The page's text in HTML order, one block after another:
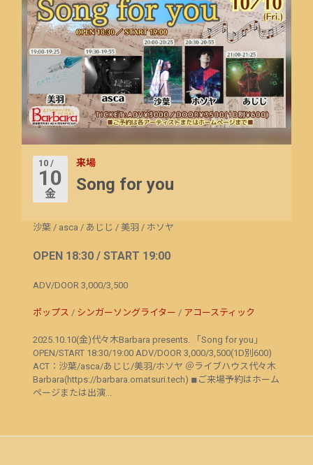
10 /
10
金
来場
Song for you
沙葉 / asca / あじじ / 美羽 / ホソヤ
OPEN 18:30 / START 19:00
ADV/DOOR 3,000/3,500
ポップス / シンガーソングライター / アコースティック
2025.10.10(金)代々木Barbara presents. 「Song for you」
OPEN/START 18:30/19:00 ADV/DOOR 3,000/3,500(1D別600)
ACT：沙葉/asca/あじじ/美羽/ホソヤ ＠ライブハウス代々木
Barbara(https://barbara.omatsuri.tech) ◾︎ご来場予約はホーム
ページまたは出演...